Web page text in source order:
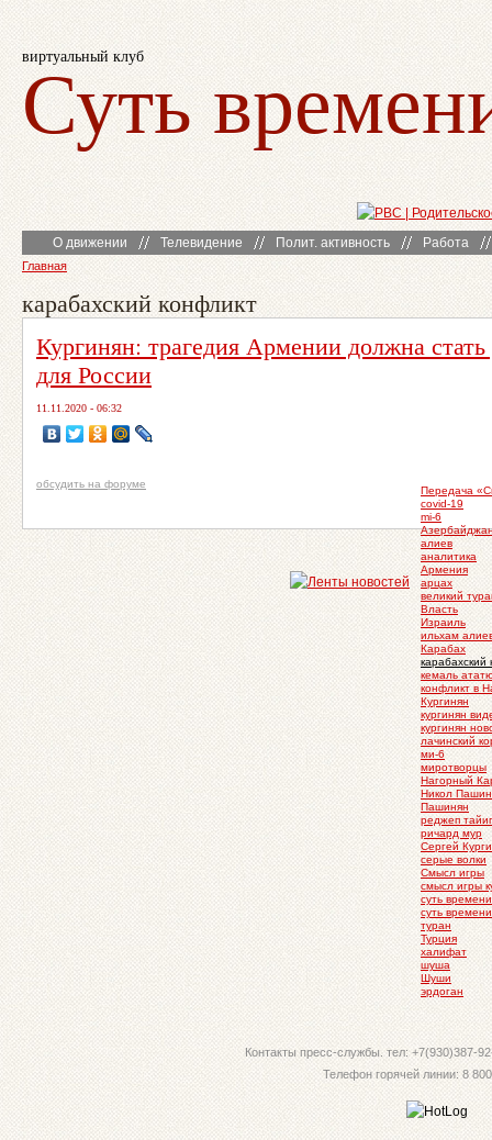
виртуальный клуб
Суть
О движении Телевидение Полит. активность Работа
Главная
карабахский конфликт
Кургинян: трагедия Армении должна
для России
11.11.2020 - 06:32
Передача
covid-19
mi-6
алиев
аналитика
Армения
арцах
великий
Власть
Израиль
ильхам
Карабах
карабахский
кемаль
конфликт в
Кургинян
кургинян
кургинян
лачинский
ми-6
миротворцы
Нагорный
Никол
Пашинян
реджеп
ричард мур
Сергей
серые волки
Смысл игры
смысл игры
суть времени
суть
туран
Турция
халифат
шуша
Шуши
эрдоган
обсудить на форуме
Контакты пресс-службы. тел: +7(930)387-
Телефон горячей линии: 8